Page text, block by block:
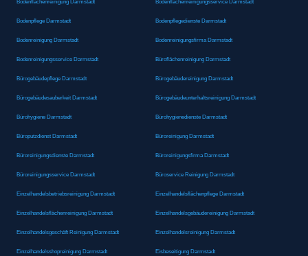
Bodenflächenreinigung Darmstadt Bodenflächenreinigungsservice Darmstadt
Bodenpflege Darmstadt Bodenpflegedienste Darmstadt
Bodenreinigung Darmstadt Bodenreinigungsfirma Darmstadt
Bodenreinigungsservice Darmstadt Büroflächenreinigung Darmstadt
Bürogebäudepflege Darmstadt Bürogebäudereinigung Darmstadt
Bürogebäudesauberkeit Darmstadt Bürogebäudeunterhaltsreinigung Darmstadt
Bürohygiene Darmstadt Bürohygienedienste Darmstadt
Büroputzdienst Darmstadt Büroreinigung Darmstadt
Büroreinigungsdienste Darmstadt Büroreinigungsfirma Darmstadt
Büroreinigungsservice Darmstadt Büroservice Reinigung Darmstadt
Einzelhandelsbetriebsreinigung Darmstadt Einzelhandelsflächenpflege Darmstadt
Einzelhandelsflächenreinigung Darmstadt Einzelhandelsgebäudereinigung Darmstadt
Einzelhandelsgeschäft Reinigung Darmstadt Einzelhandelsreinigung Darmstadt
Einzelhandelsshopreinigung Darmstadt Eisbeseitigung Darmstadt